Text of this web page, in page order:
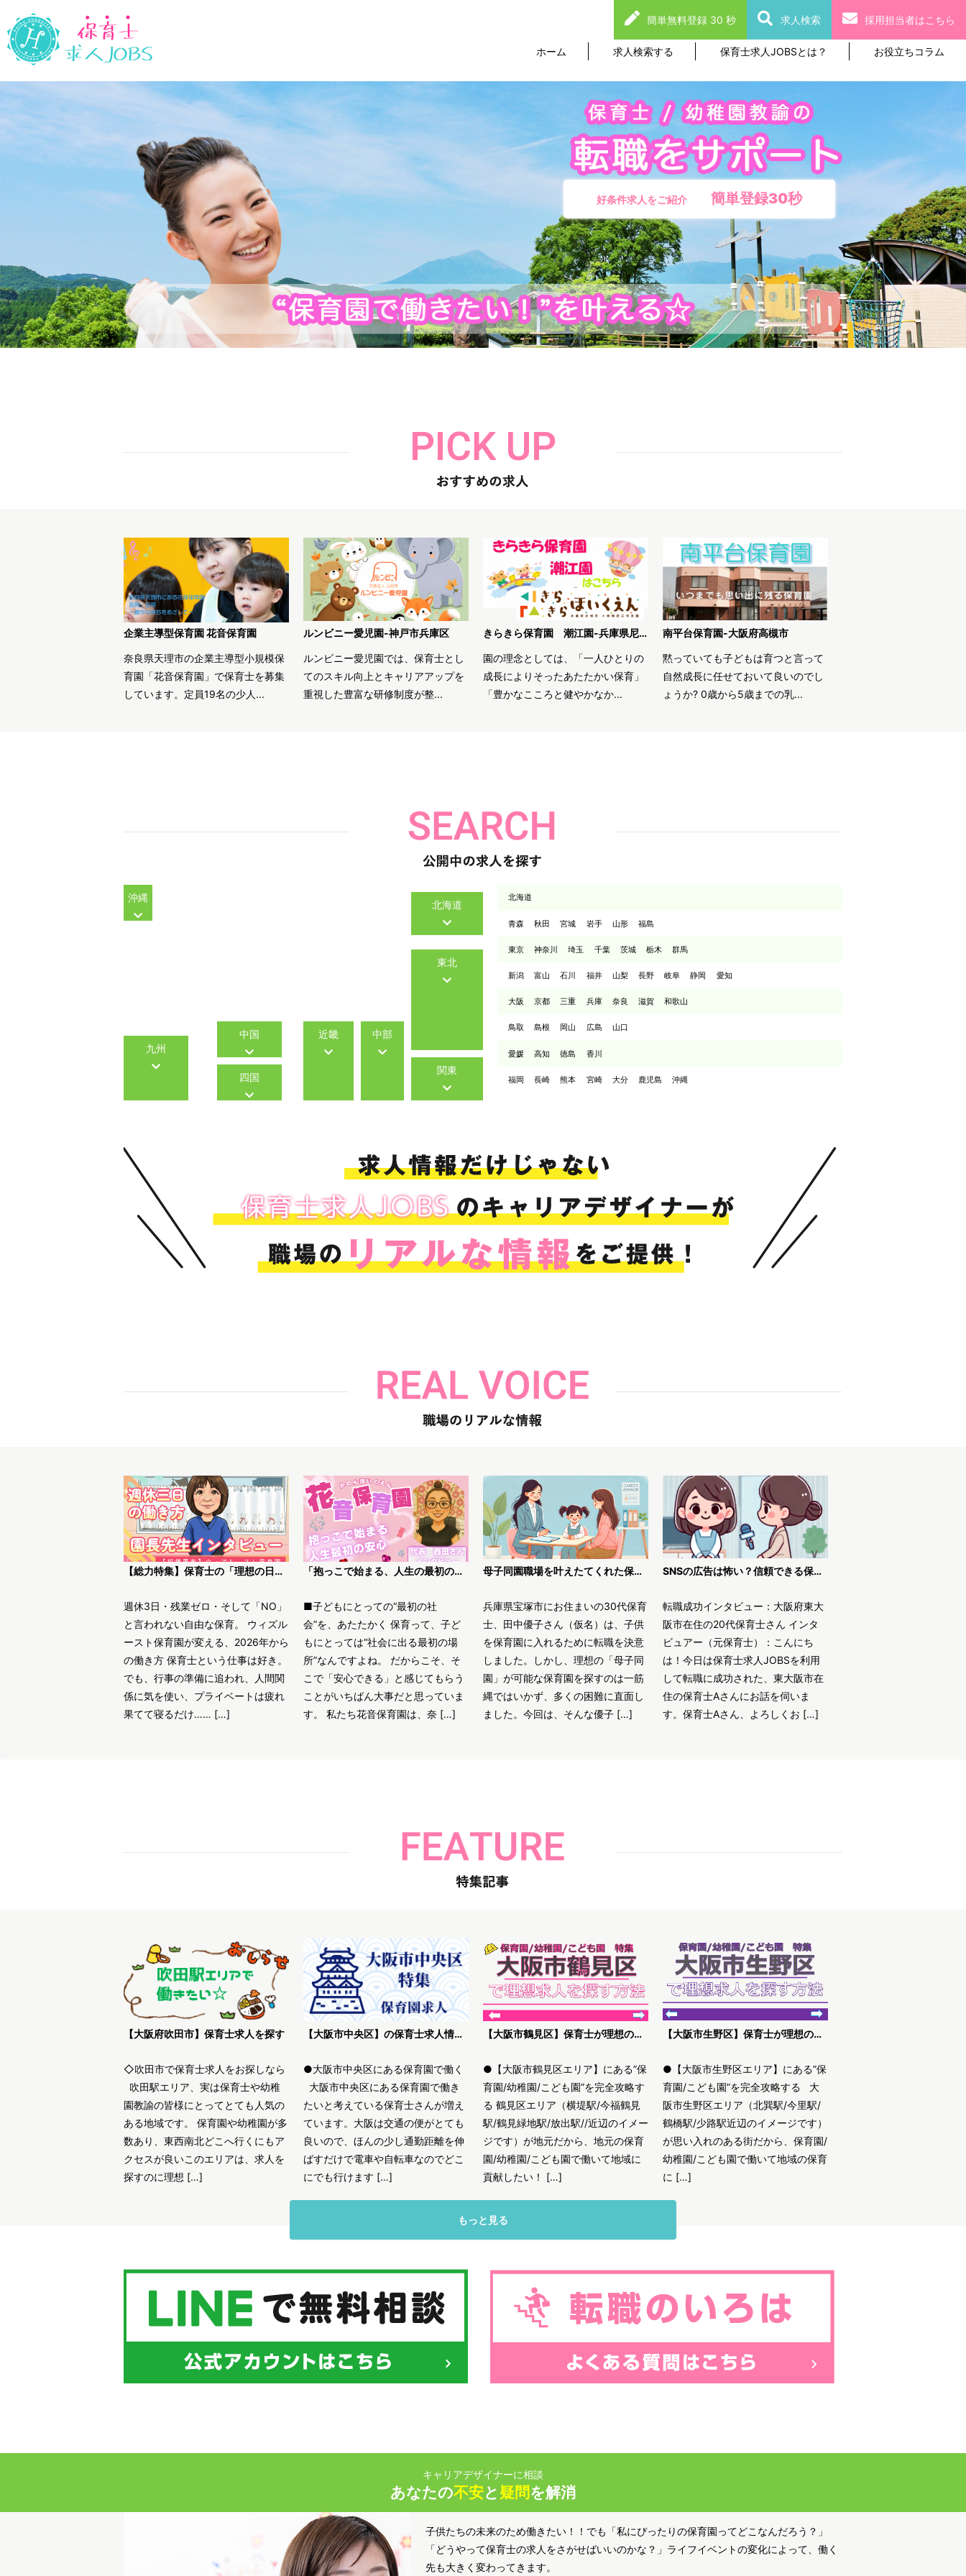
ホーム 求人検索する 保育士求人JOBSとは？ お役立ちコラム
簡単無料登録 30 秒 求人検索 採用担当者はこちら
好条件求人をご紹介 簡単登録30秒
企業主導型保育園 花音保育園
奈良県天理市の企業主導型小規模保
育園「花音保育園」で保育士を募集
しています。定員19名の少人...
ルンビニー愛児園-神戸市兵庫区
ルンビニー愛児園では、保育士とし
てのスキル向上とキャリアアップを
重視した豊富な研修制度が整...
きらきら保育園 潮江園-兵庫県尼崎市
園の理念としては、「一人ひとりの
成長によりそったあたたかい保育」
「豊かなこころと健やかなか...
南平台保育園-大阪府高槻市
黙っていても子どもは育つと言って
自然成長に任せておいて良いのでし
ょうか? 0歳から5歳までの乳...
北海道
東北
関東
中部
近畿
中国
四国
九州
沖縄 北海道
青森 秋田 宮城 岩手 山形 福島
東京 神奈川 埼玉 千葉 茨城 栃木 群馬
新潟 富山 石川 福井 山梨 長野 岐阜 静岡 愛知
大阪 京都 三重 兵庫 奈良 滋賀 和歌山
鳥取 島根 岡山 広島 山口
愛媛 高知 徳島 香川
福岡 長崎 熊本 宮崎 大分 鹿児島 沖縄
【総力特集】保育士の「理想の日常」がここにある。ウィズルースト保育園園長インタビュー
週休3日・残業ゼロ・そして「NO」
と言われない自由な保育。 ウィズル
ースト保育園が変える、2026年から
の働き方 保育士という仕事は好き。
でも、行事の準備に追われ、人間関
係に気を使い、プライベートは疲れ
果てて寝るだけ…… […]
「抱っこで始まる、人生の最初の安心」〜花音保育園・西田代表が語る、“丁寧な保育”のかたち〜
■子どもにとっての“最初の社
会”を、あたたかく 保育って、子ど
もにとっては“社会に出る最初の場
所”なんですよね。 だからこそ、そ
こで「安心できる」と感じてもらう
ことがいちばん大事だと思っていま
す。 私たち花音保育園は、奈 […]
母子同園職場を叶えたてくれた保育士求人JOBS
兵庫県宝塚市にお住まいの30代保育
士、田中優子さん（仮名）は、子供
を保育園に入れるために転職を決意
しました。しかし、理想の「母子同
園」が可能な保育園を探すのは一筋
縄ではいかず、多くの困難に直面し
ました。今回は、そんな優子 […]
SNSの広告は怖い？信頼できる保育士求人JOBSで安全に転職！
転職成功インタビュー：大阪府東大
阪市在住の20代保育士さん インタ
ビュアー（元保育士）：こんにち
は！今日は保育士求人JOBSを利用
して転職に成功された、東大阪市在
住の保育士Aさんにお話を伺いま
す。保育士Aさん、よろしくお […]
【大阪府吹田市】保育士求人を探す
◇吹田市で保育士求人をお探しなら
吹田駅エリア、実は保育士や幼稚
園教諭の皆様にとってとても人気の
ある地域です。 保育園や幼稚園が多
数あり、東西南北どこへ行くにもア
クセスが良いこのエリアは、求人を
探すのに理想 […]
【大阪市中央区】の保育士求人情報｜高待遇・未経験歓迎等、理想の保育園を探す方法
●大阪市中央区にある保育園で働く
大阪市中央区にある保育園で働き
たいと考えている保育士さんが増え
ています。大阪は交通の便がとても
良いので、ほんの少し通勤距離を伸
ばすだけで電車や自転車なのでどこ
にでも行けます […]
【大阪市鶴見区】保育士が理想の求人を探す方法解説
●【大阪市鶴見区エリア】にある”保
育園/幼稚園/こども園”を完全攻略す
る 鶴見区エリア（横堤駅/今福鶴見
駅/鶴見緑地駅/放出駅//近辺のイメー
ジです）が地元だから、地元の保育
園/幼稚園/こども園で働いて地域に
貢献したい！ […]
【大阪市生野区】保育士が理想の求人を探す方法
●【大阪市生野区エリア】にある”保
育園/こども園”を完全攻略する 大
阪市生野区エリア（北巽駅/今里駅/
鶴橋駅/少路駅近辺のイメージです）
が思い入れのある街だから、保育園/
幼稚園/こども園で働いて地域の保育
に […]
もっと見る
キャリアデザイナーに相談
あなたの不安と 疑問 を解消
子供たちの未来のため働きたい！！でも「私にぴったりの保育園ってどこなんだろう？」
「どうやって保育士の求人をさがせばいいのかな？」ライフイベントの変化によって、働く
先も大きく変わってきます。